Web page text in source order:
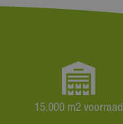
15.000 m2 voorraad